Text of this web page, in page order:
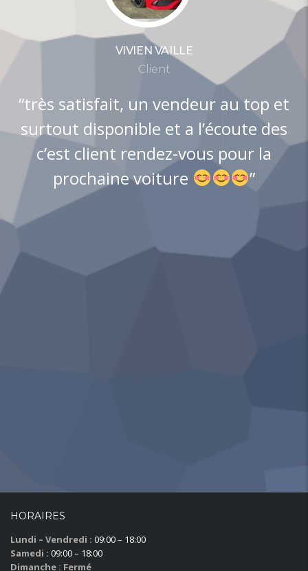
VIVIEN VAILLE
Client
“très satisfait, un vendeur au top et
surtout disponible et a l’écoute des
c’est client rendez-vous pour la
prochaine voiture
”
HORAIRES
Lundi – Vendredi : 09:00 – 18:00
Samedi : 09:00 – 18:00
Dimanche : Fermé